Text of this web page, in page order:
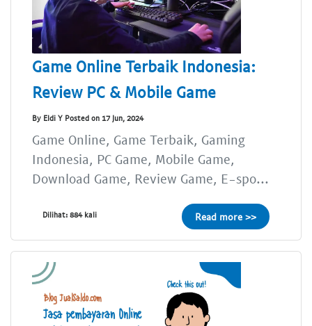
Game Online Terbaik Indonesia:
Review PC & Mobile Game
By Eldi Y Posted on 17 Jun, 2024
Game Online, Game Terbaik, Gaming
Indonesia, PC Game, Mobile Game,
Download Game, Review Game, E-spo...
Dilihat: 884 kali Read more >>